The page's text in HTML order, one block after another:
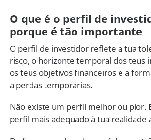
O que é o perfil de
porque é tão importante
O perfil de investidor reflete a tua
risco, o horizonte temporal dos teus
os teus objetivos financeiros e a
a perdas temporárias.
Não existe um perfil melhor ou pior.
perfil mais adequado à tua realidade